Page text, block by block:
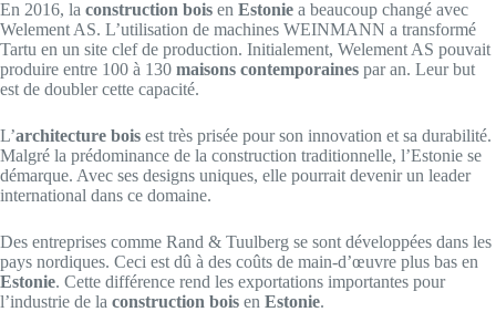
En 2016, la construction bois en Estonie a beaucoup changé avec
Welement AS. L’utilisation de machines WEINMANN a transformé
Tartu en un site clef de production. Initialement, Welement AS pouvait
produire entre 100 à 130 maisons contemporaines par an. Leur but
est de doubler cette capacité.
L’architecture bois est très prisée pour son innovation et sa durabilité.
Malgré la prédominance de la construction traditionnelle, l’Estonie se
démarque. Avec ses designs uniques, elle pourrait devenir un leader
international dans ce domaine.
Des entreprises comme Rand & Tuulberg se sont développées dans les
pays nordiques. Ceci est dû à des coûts de main-d’œuvre plus bas en
Estonie. Cette différence rend les exportations importantes pour
l’industrie de la construction bois en Estonie.